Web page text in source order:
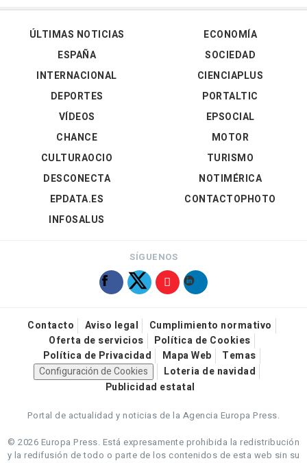
ÚLTIMAS NOTICIAS
ESPAÑA
INTERNACIONAL
DEPORTES
VÍDEOS
ECONOMÍA
SOCIEDAD
CIENCIAPLUS
PORTALTIC
EPSOCIAL
CHANCE
CULTURAOCIO
DESCONECTA
EPDATA.ES
INFOSALUS
MOTOR
TURISMO
NOTIMÉRICA
CONTACTOPHOTO
SÍGUENOS
Contacto Aviso legal
Cumplimiento normativo
Oferta de servicios
Política de Cookies
Política de Privacidad
Mapa Web
Temas
Configuración de Cookies
Loteria de navidad
Publicidad estatal
Portal de actualidad y noticias de la Agencia Europa Press.
© 2026 Europa Press. Está expresamente prohibida la redistribución
y la redifusión de todo o parte de los contenidos de esta web sin su